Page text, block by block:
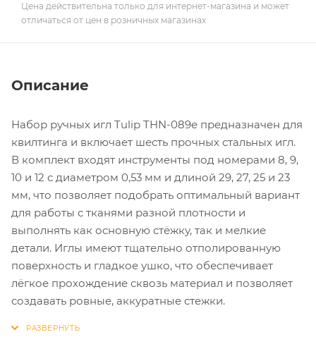
Цена действительна только для интернет-магазина и может
отличаться от цен в розничных магазинах
Описание
Набор ручных игл Tulip THN-089e предназначен для
квилтинга и включает шесть прочных стальных игл.
В комплект входят инструменты под номерами 8, 9,
10 и 12 с диаметром 0,53 мм и длиной 29, 27, 25 и 23
мм, что позволяет подобрать оптимальный вариант
для работы с тканями разной плотности и
выполнять как основную стёжку, так и мелкие
детали. Иглы имеют тщательно отполированную
поверхность и гладкое ушко, что обеспечивает
лёгкое прохождение сквозь материал и позволяет
создавать ровные, аккуратные стежки.